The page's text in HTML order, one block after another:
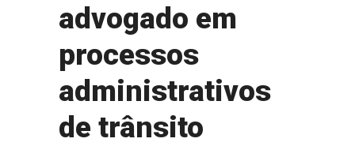
advogado em
processos
administrativos
de trânsito